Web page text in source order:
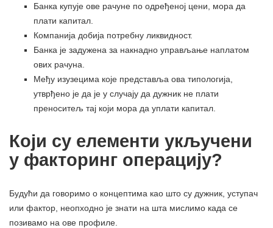
Банка купује ове рачуне по одређеној цени, мора да
плати капитал.
Компанија добија потребну ликвидност.
Банка је задужена за накнадно управљање наплатом
ових рачуна.
Међу изузецима које представља ова типологија,
утврђено је да је у случају да дужник не плати
преноситељ тај који мора да уплати капитал.
Који су елементи укључени
у факторинг операцију?
Будући да говоримо о концептима као што су дужник, уступач
или фактор, неопходно је знати на шта мислимо када се
позивамо на ове профиле.